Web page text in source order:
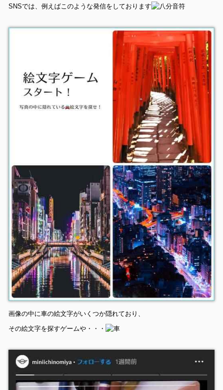
SNSでは、例えばこのような発信をしております
画像の中に車の絵文字がいくつか隠れており、
その絵文字を探すゲームや・・・